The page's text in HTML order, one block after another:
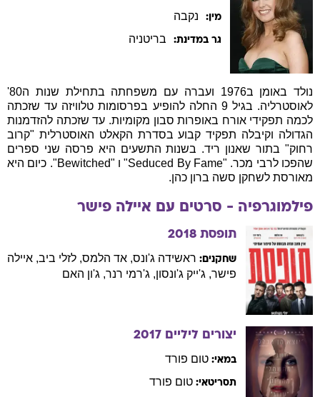
מין: נקבה
גר במדינת: בריטניה
נולד באומן ב1976 ועברה עם משפחתה בתחילת שנות ה80'
לאוסטרליה. בגיל 9 החלה להופיע בפרסומות טלוויזה עד שזכתה
לכמה תפקידי אורח באופרות סבון מקומיות. עד שזכתה להזדמנות
הגדולה וקיבלה תפקיד קבוע בסדרת הקאלט האוסטרלית "קרוב
רחוק" בתור שאנון ריד. בשנות התשעים היא פרסה שני ספרים
שהפכו לרבי מכר. "Seduced By Fame" ו "Bewitched". כיום היא
מאורסת לשחקן סשה ברון כהן.
פילמוגרפיה - סרטים עם איילה פישר
תופסת 2018
שחקנים: ראשידה ג'ונס, אד הלמס, לזלי ביב, איילה
פישר, ג'ייק ג'ונסון, ג'רמי רנר, ג'ון האם
יצורים ליליים 2017
במאי: טום פורד
תסריטאי: טום פורד